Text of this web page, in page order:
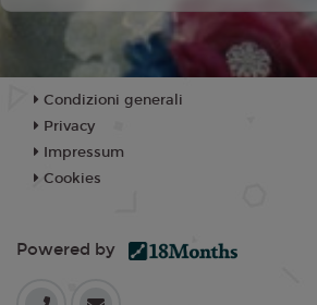
Condizioni generali
Privacy
Impressum
Cookies
Powered by